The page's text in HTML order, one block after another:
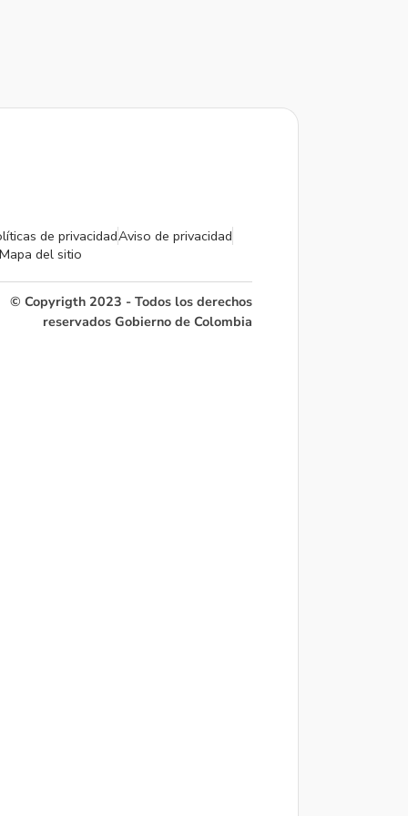
de privacidadAviso de privacidad
Mapa del sitio
© Copyrigth 2023 - Todos los derechos
reservados Gobierno de Colombia